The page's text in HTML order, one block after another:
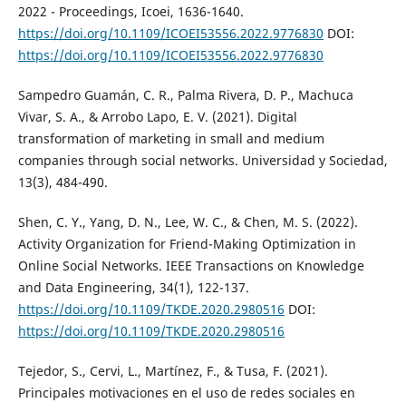
2022 - Proceedings, Icoei, 1636-1640.
https://doi.org/10.1109/ICOEI53556.2022.9776830 DOI:
https://doi.org/10.1109/ICOEI53556.2022.9776830
Sampedro Guamán, C. R., Palma Rivera, D. P., Machuca
Vivar, S. A., & Arrobo Lapo, E. V. (2021). Digital
transformation of marketing in small and medium
companies through social networks. Universidad y Sociedad,
13(3), 484-490.
Shen, C. Y., Yang, D. N., Lee, W. C., & Chen, M. S. (2022).
Activity Organization for Friend-Making Optimization in
Online Social Networks. IEEE Transactions on Knowledge
and Data Engineering, 34(1), 122-137.
https://doi.org/10.1109/TKDE.2020.2980516 DOI:
https://doi.org/10.1109/TKDE.2020.2980516
Tejedor, S., Cervi, L., Martínez, F., & Tusa, F. (2021).
Principales motivaciones en el uso de redes sociales en